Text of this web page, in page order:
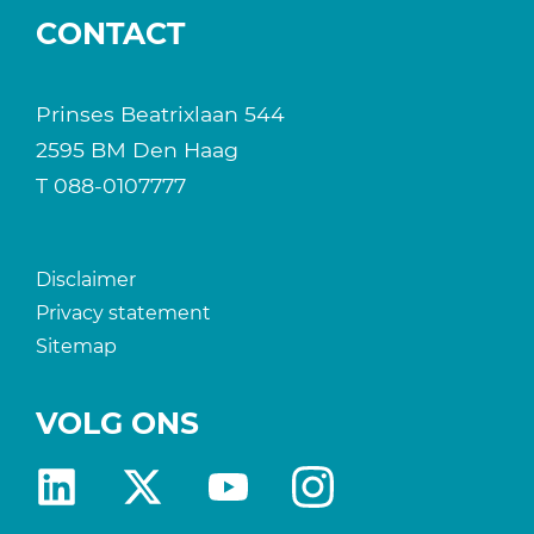
CONTACT
Prinses Beatrixlaan 544
2595 BM Den Haag
T 088-0107777
Disclaimer
Privacy statement
Sitemap
VOLG ONS